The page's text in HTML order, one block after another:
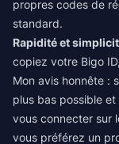
propres codes de
standard.
Rapidité et
copiez votre Bigo
Mon avis honnête :
plus bas possible
vous connecter sur
vous préférez un